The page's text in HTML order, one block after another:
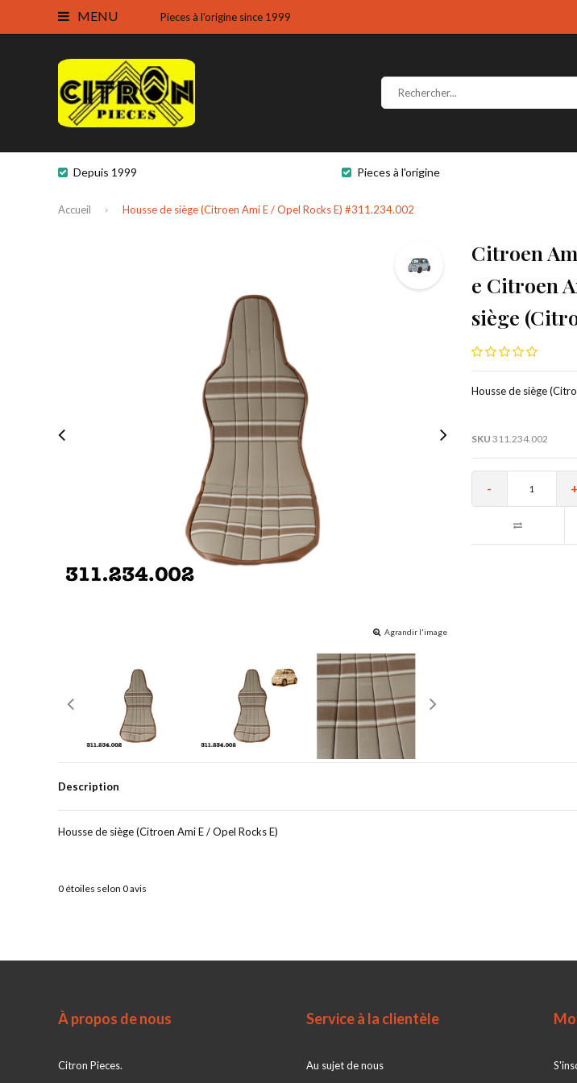
MENU Pieces à l'origine since 1999
Depuis 1999 Pieces à l'origine
Accueil Housse de siège (Citroen Ami E / Opel Rocks E) #311.234.002
Agrandir l'image
Citroen
e Citroen
siège
Housse de siège
SKU 311.234.002
- +
Description
Housse de siège (Citroen Ami E / Opel Rocks E)
0 étoiles selon 0avis
À propos de nous
Citron Pieces.
Service à la clientèle
Au sujet de nous